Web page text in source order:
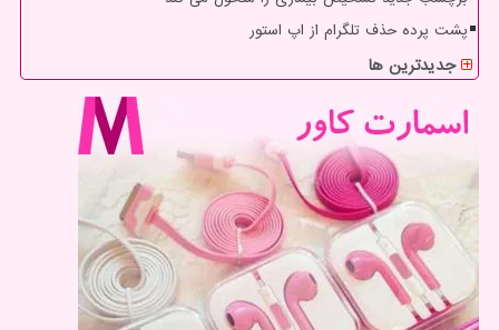
پشت پرده حذف تلگرام از اپ استور
جدیدترین ها